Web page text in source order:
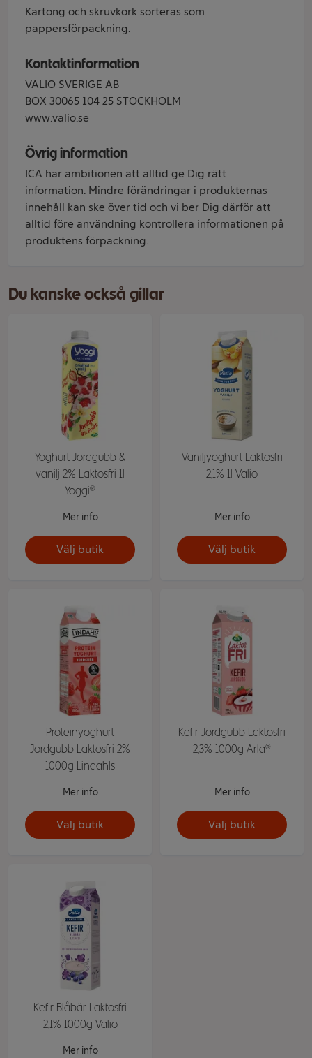
Kartong och skruvkork sorteras som
pappersförpackning.
Kontaktinformation
VALIO SVERIGE AB
BOX 30065 104 25 STOCKHOLM
www.valio.se
Övrig information
ICA har ambitionen att alltid ge Dig rätt
information. Mindre förändringar i produkternas
innehåll kan ske över tid och vi ber Dig därför att
alltid före användning kontrollera informationen på
produktens förpackning.
Du kanske också gillar
Yoghurt Jordgubb &
vanilj 2% Laktosfri 1l
Yoggi®
Mer info
Välj butik
Vaniljyoghurt Laktosfri
2,1% 1l Valio
Mer info
Välj butik
Proteinyoghurt
Jordgubb Laktosfri 2%
1000g Lindahls
Mer info
Välj butik
Kefir Jordgubb Laktosfri
2,3% 1000g Arla®
Mer info
Välj butik
Kefir Blåbär Laktosfri
2,1% 1000g Valio
Mer info